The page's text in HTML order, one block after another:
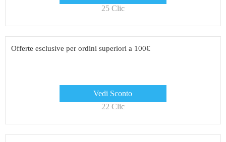
25 Clic
Offerte esclusive per ordini superiori a 100€
Vedi Sconto
22 Clic